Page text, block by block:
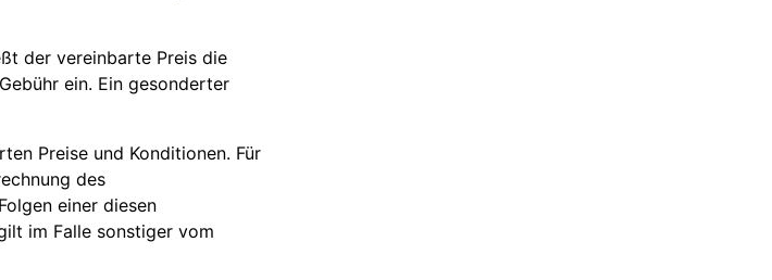
der vereinbarte Preis die
ein. Ein gesonderter
Preise und Konditionen. Für
des
einer diesen
im Falle sonstiger vom